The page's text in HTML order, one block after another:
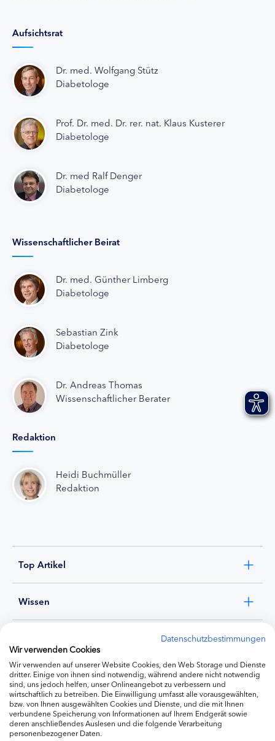
Aufsichtsrat
Dr. med. Wolfgang Stütz
Diabetologe
Prof. Dr. med. Dr. rer. nat. Klaus Kusterer
Diabetologe
Dr. med Ralf Denger
Diabetologe
Wissenschaftlicher Beirat
Dr. med. Günther Limberg
Diabetologe
Sebastian Zink
Diabetologe
Dr. Andreas Thomas
Wissenschaftlicher Berater
Redaktion
Heidi Buchmüller
Redaktion
Top Artikel
Wissen
Ernährung
Produkte
Datenschutzbestimmungen
Wir verwenden Cookies
Wir verwenden auf unserer Website Cookies, den Web Storage und Dienste
dritter. Einige von ihnen sind notwendig, während andere nicht notwendig
sind, uns jedoch helfen, unser Onlineangebot zu verbessern und
wirtschaftlich zu betreiben. Die Einwilligung umfasst alle vorausgewählten,
bzw. von Ihnen ausgewählten Cookies und Dienste, und die mit Ihnen
verbundene Speicherung von Informationen auf Ihrem Endgerät sowie
deren anschließendes Auslesen und die folgende Verarbeitung
personenbezogener Daten.